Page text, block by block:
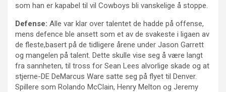
som han er kapabel til vil Cowboys bli vanskelige å stoppe.
Defense: Alle var klar over talentet de hadde på offense,
mens defence ble ansett som et av de svakeste i ligaen av
de fleste,basert på de tidligere årene under Jason Garrett
og mangelen på talent. Dette skulle vise seg å være langt
fra sannheten, til tross for Sean Lees alvorlige skade og at
stjerne-DE DeMarcus Ware satte seg på flyet til Denver.
Spillere som Rolando McClain, Henry Melton og Jeremy